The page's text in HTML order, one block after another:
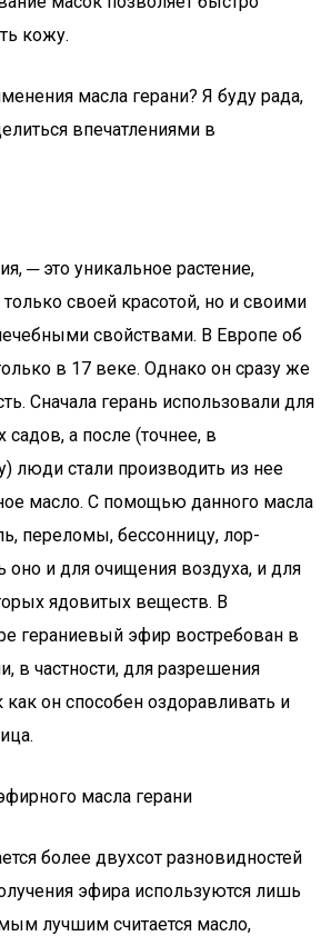
кожу.
масла герани? Я буду рада,
впечатлениями в
─ это уникальное растение,
своей красотой, но и своими
свойствами. В Европе об
в 17 веке. Однако он сразу же
Сначала герань использовали для
а после (точнее, в
люди стали производить из нее
масло. С помощью данного масла
переломы, бессонницу, лор-
и для очищения воздуха, и для
ядовитых веществ. В
гераниевый эфир востребован в
в частности, для разрешения
он способен оздоравливать и
масла герани
более двухсот разновидностей
эфира используются лишь
лучшим считается масло,